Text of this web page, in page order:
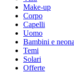
Make-up
Corpo
Capelli
Uomo
Bambini e
Temi
Solari
Offerte